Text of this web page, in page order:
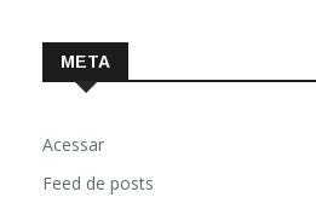
META
Acessar
Feed de posts